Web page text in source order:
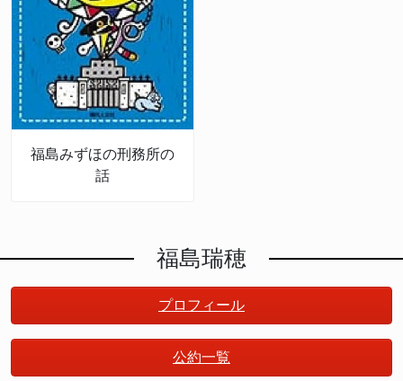
福島みずほの刑務所の
話
福島瑞穂
プロフィール
公約一覧